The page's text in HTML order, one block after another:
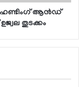
ഹണ്ടിംഗ് ആന്‍ഡ്
തുടക്കം